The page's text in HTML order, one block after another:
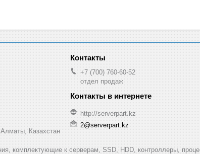
Казахстан
+7 (700) 760-60-52
отдел продаж
http://serverpart.kz
2@serverpart.kz
комплектующие к серверам, SSD, HDD, контроллеры,